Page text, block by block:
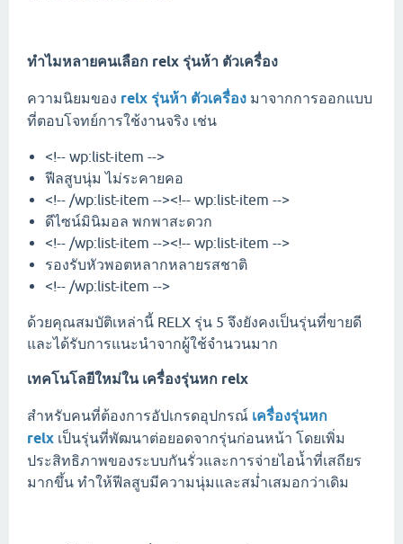
ทำไมหลายคนเลือก relx รุ่นห้า ตัวเครื่อง
ความนิยมของ relx รุ่นห้า ตัวเครื่อง มาจากการออกแบบ
ที่ตอบโจทย์การใช้งานจริง เช่น
<!-- wp:list-item -->
ฟีลสูบนุ่ม ไม่ระคายคอ
<!-- /wp:list-item --><!-- wp:list-item -->
ดีไซน์มินิมอล พกพาสะดวก
<!-- /wp:list-item --><!-- wp:list-item -->
รองรับหัวพอตหลากหลายรสชาติ
<!-- /wp:list-item -->
ด้วยคุณสมบัติเหล่านี้ RELX รุ่น 5 จึงยังคงเป็นรุ่นที่ขายดี
และได้รับการแนะนำจากผู้ใช้จำนวนมาก
เทคโนโลยีใหม่ใน เครื่องรุ่นหก relx
สำหรับคนที่ต้องการอัปเกรดอุปกรณ์ เครื่องรุ่นหก
relx เป็นรุ่นที่พัฒนาต่อยอดจากรุ่นก่อนหน้า โดยเพิ่ม
ประสิทธิภาพของระบบกันรั่วและการจ่ายไอน้ำที่เสถียร
มากขึ้น ทำให้ฟีลสูบมีความนุ่มและสม่ำเสมอกว่าเดิม